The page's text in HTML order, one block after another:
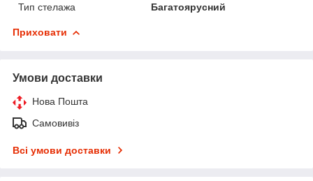
Тип стелажа
Багатоярусний
Приховати
Умови доставки
Нова Пошта
Самовивіз
Всі умови доставки